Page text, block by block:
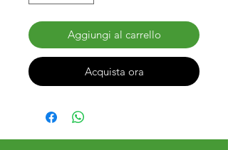
Aggiungi al carrello
Acquista ora